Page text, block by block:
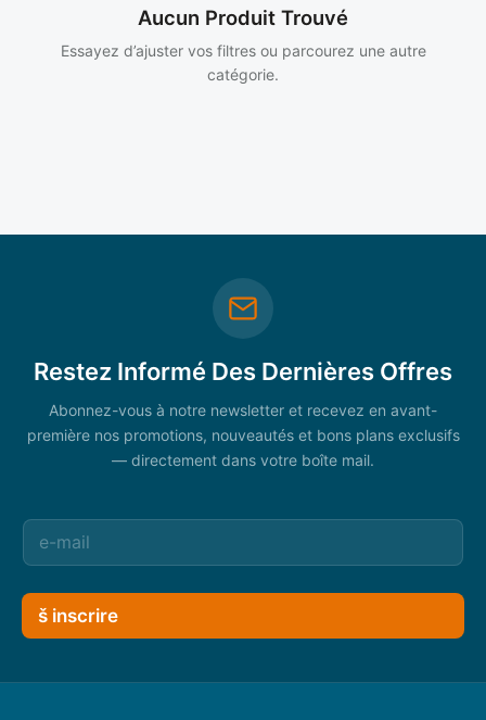
Aucun Produit Trouvé
Essayez d’ajuster vos filtres ou parcourez une autre
catégorie.
Restez Informé Des Dernières Offres
Abonnez-vous à notre newsletter et recevez en avant-
première nos promotions, nouveautés et bons plans exclusifs
— directement dans votre boîte mail.
š inscrire